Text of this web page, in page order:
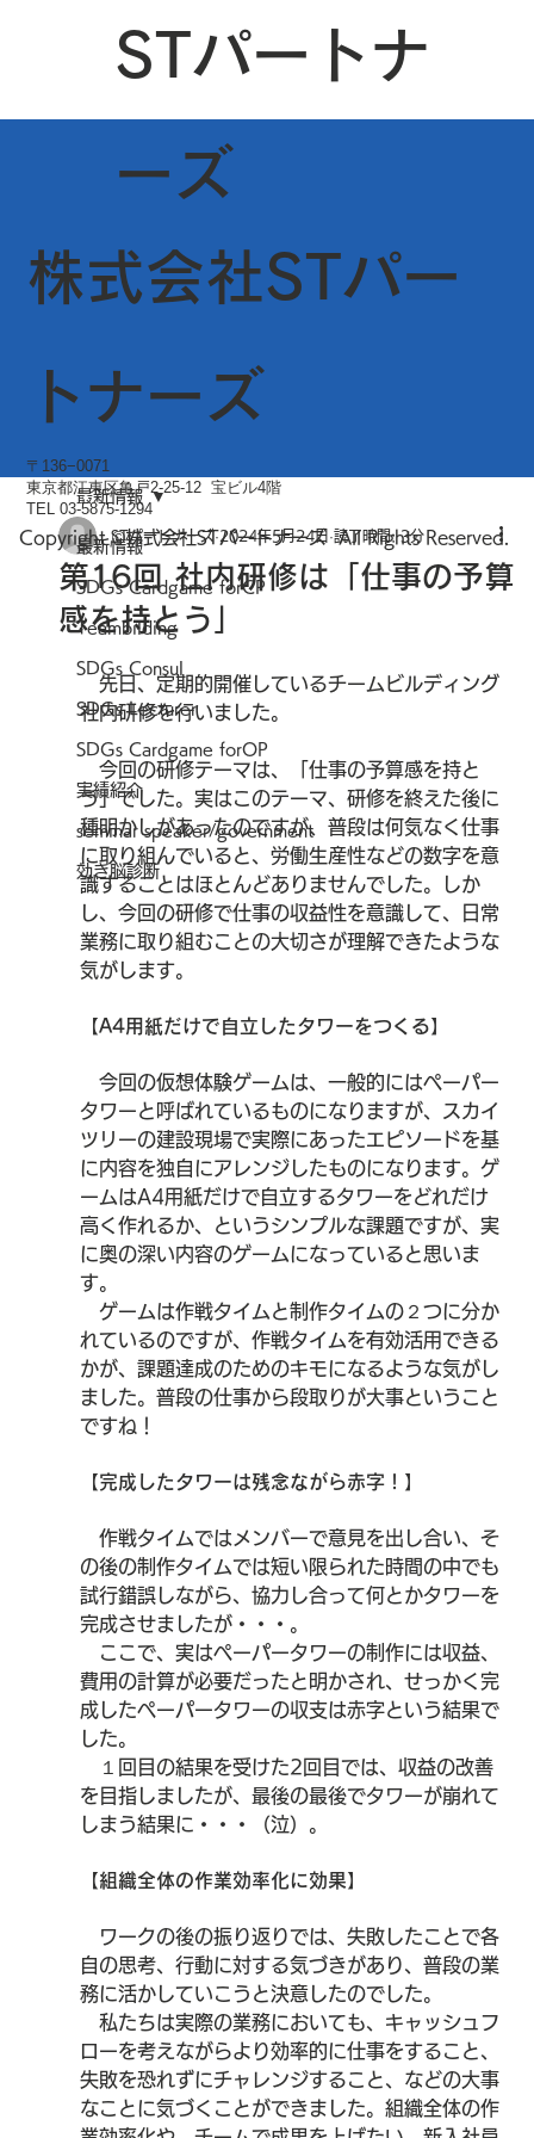
STパートナ
ーズ
最新情報
SDGs Cardgame forCP
Teambilding
SDGs Consul
SDGs Lecturer
SDGs Cardgame forOP
実績紹介
seminar speaker/government
効き脳診断
最新情報
第16回 社内研修は「仕事の予算
感を持とう」
STパートナーズ 2024年5月24日 読了時間: 3分
先日、定期的開催しているチームビルディング
社内研修を行いました。
今回の研修テーマは、「仕事の予算感を持と
う」でした。実はこのテーマ、研修を終えた後に
種明かしがあったのですが、普段は何気なく仕事
に取り組んでいると、労働生産性などの数字を意
識することはほとんどありませんでした。しか
し、今回の研修で仕事の収益性を意識して、日常
業務に取り組むことの大切さが理解できたような
気がします。
【A4用紙だけで自立したタワーをつくる】
今回の仮想体験ゲームは、一般的にはペーパー
タワーと呼ばれているものになりますが、スカイ
ツリーの建設現場で実際にあったエピソードを基
に内容を独自にアレンジしたものになります。ゲ
ームはA4用紙だけで自立するタワーをどれだけ
高く作れるか、というシンプルな課題ですが、実
に奥の深い内容のゲームになっていると思いま
す。
ゲームは作戦タイムと制作タイムの２つに分か
れているのですが、作戦タイムを有効活用できる
かが、課題達成のためのキモになるような気がし
ました。普段の仕事から段取りが大事ということ
ですね！
【完成したタワーは残念ながら赤字！】
作戦タイムではメンバーで意見を出し合い、そ
の後の制作タイムでは短い限られた時間の中でも
試行錯誤しながら、協力し合って何とかタワーを
完成させましたが・・・。
ここで、実はペーパータワーの制作には収益、
費用の計算が必要だったと明かされ、せっかく完
成したペーパータワーの収支は赤字という結果で
した。
１回目の結果を受けた2回目では、収益の改善
を目指しましたが、最後の最後でタワーが崩れて
しまう結果に・・・（泣）。
【組織全体の作業効率化に効果】
ワークの後の振り返りでは、失敗したことで各
自の思考、行動に対する気づきがあり、普段の業
務に活かしていこうと決意したのでした。
私たちは実際の業務においても、キャッシュフ
ローを考えながらより効率的に仕事をすること、
失敗を恐れずにチャレンジすること、などの大事
なことに気づくことができました。組織全体の作
株式会社STパー
トナーズ
Copyright ©株式会社STパートナーズ All Rights Reserved.
〒136−0071
東京都江東区亀戸2-25-12 宝ビル4階
TEL 03-5875-1294